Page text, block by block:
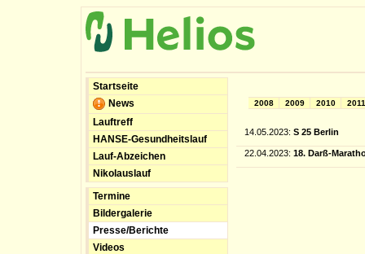
Startseite
News
Lauftreff
HANSE-Gesundheitslauf
Lauf-Abzeichen
Nikolauslauf
Termine
Bildergalerie
Presse/Berichte
Videos
2011
2010
2009
2008
14.05.2023: S 25 Berlin
22.04.2023: 18. Darß-